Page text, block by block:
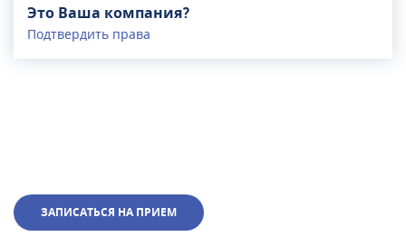
Это Ваша компания?
Подтвердить права
ЗАПИСАТЬСЯ НА ПРИЕМ